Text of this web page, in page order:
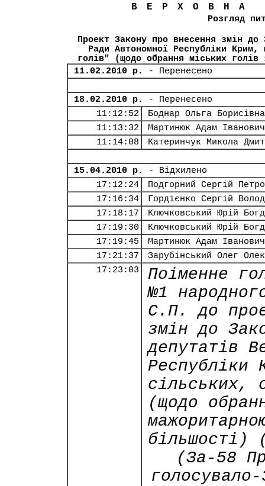
Розгляд
Проект Закону про внесення змін до
Ради Автономної Республіки
голів" (щодо обрання міських голів
11.02.2010 р.
- Перенесено
18.02.2010 р.
- Перенесено
11:12:52
Боднар Ольга Борисівна
11:13:32
Мартинюк Адам Іванович
11:14:08
Катеринчук Микола
15.04.2010 р.
- Відхилено
17:12:24
Подгорний Сергій
17:16:34
Гордієнко Сергій
17:18:17
Ключковський Юрій
17:19:30
Ключковський Юрій
17:19:45
Мартинюк Адам Іванович
17:21:37
Зарубінський Олег
17:23:03
Поіменне
№1
С.П. до
змін до
депутатів
Республіки
сільських,
(щодо
більшості)
(За-58